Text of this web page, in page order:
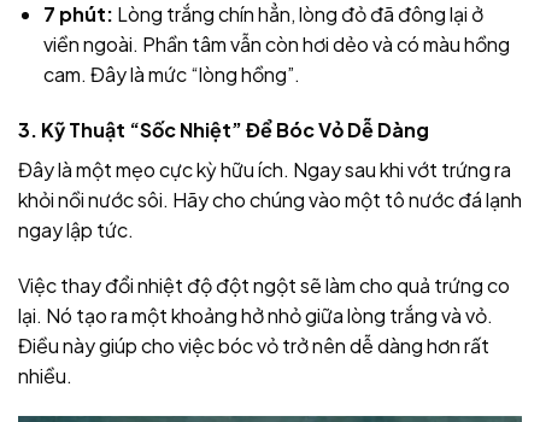
7 phút: Lòng trắng chín hẳn, lòng đỏ đã đông lại ở
viền ngoài. Phần tâm vẫn còn hơi dẻo và có màu hồng
cam. Đây là mức “lòng hồng”.
3. Kỹ Thuật “Sốc Nhiệt” Để Bóc Vỏ Dễ Dàng
Đây là một mẹo cực kỳ hữu ích. Ngay sau khi vớt trứng ra
khỏi nồi nước sôi. Hãy cho chúng vào một tô nước đá lạnh
ngay lập tức.
Việc thay đổi nhiệt độ đột ngột sẽ làm cho quả trứng co
lại. Nó tạo ra một khoảng hở nhỏ giữa lòng trắng và vỏ.
Điều này giúp cho việc bóc vỏ trở nên dễ dàng hơn rất
nhiều.